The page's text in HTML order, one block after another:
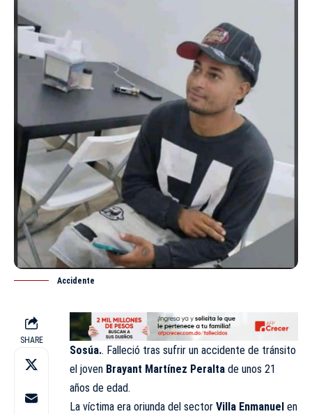
Accidente
SHARE
Sosúa.. Falleció tras sufrir un accidente de tránsito
el joven Brayant Martínez Peralta de unos 21
años de edad.
La víctima era oriunda del sector Villa Enmanuel en